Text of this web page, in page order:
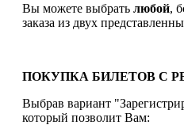
Вы можете выбрать любой,
заказа из двух
ПОКУПКА БИЛЕТОВ С
Выбрав вариант
который позволит Вам: